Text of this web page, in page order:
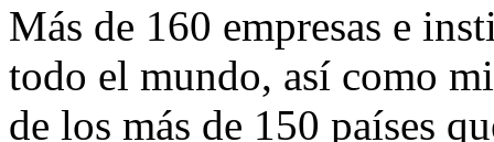
Más de 160 empresas e
todo el mundo, así como
de los más de 150 países